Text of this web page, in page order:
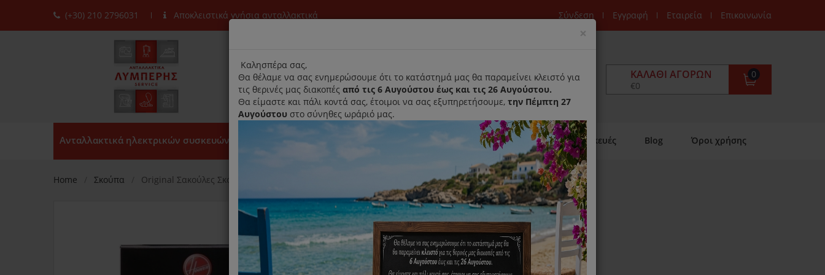
(+30) 210 2796031 Αποκλειστικά γνήσια ανταλλακτικά Σύνδεση Εγγραφή Εταιρεία Επικοινωνία
ΚΑΛΆΘΙ ΑΓΟΡΏΝ
0
€0
Ανταλλακτικά ηλεκτρικών συσκευών Αρχική Παραλαβή- Παράδοση Κατ'οικον Επισκευές Blog Όροι χρήσης
Home Σκούπα Original Σακούλες Σκούπας Hoover H60
Original Σακούλες Σκούπας Hoover H60
Κωδικός : H60
Διαθεσιμότητα :
Παράδοση Σε 1-3 Ημέρες (Διαθέσιμο)
× Close
title
Καλησπέρα σας,
Θα θέλαμε να σας ενημερώσουμε ότι το κατάστημά μας θα παραμείνει κλειστό για
τις θερινές μας διακοπές από τις 6 Αυγούστου έως και τις 26 Αυγούστου.
Θα είμαστε και πάλι κοντά σας, έτοιμοι να σας εξυπηρετήσουμε, την Πέμπτη 27
Αυγούστου στο σύνηθες ωράριό μας.